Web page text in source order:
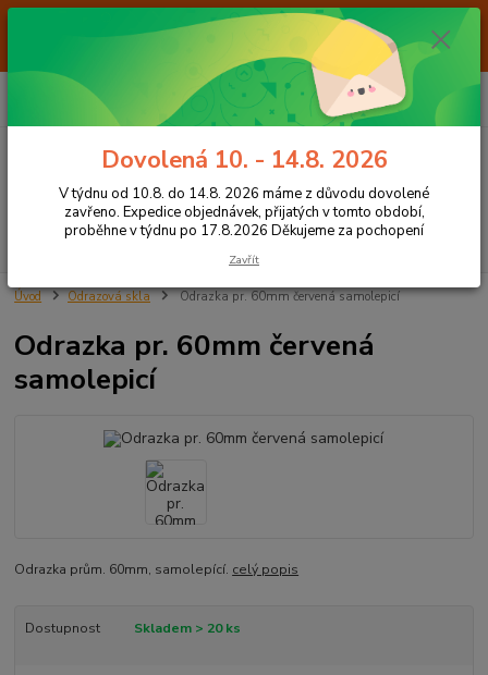
Od 7.8. do 14.8. 2026 máme z důvodu dovolené ZAVŘENO. Expedice
objednávek, přijatých v tomto období, proběhne v týdnu po 17.8.2026
Děkujeme za pochopení
CZK
Hledat
+420 605 283 713
za0,00 Kč
Úvod Odrazová skla Odrazka pr. 60mm červená samolepicí
Odrazka pr. 60mm červená
samolepicí
Odrazka prům. 60mm, samolepící. celý popis
Dostupnost Skladem > 20 ks
Dovolená 10. - 14.8. 2026
V týdnu od 10.8. do 14.8. 2026 máme z důvodu dovolené
zavřeno. Expedice objednávek, přijatých v tomto období,
proběhne v týdnu po 17.8.2026 Děkujeme za pochopení
Zavřít